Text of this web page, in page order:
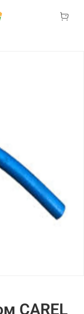
CAREL